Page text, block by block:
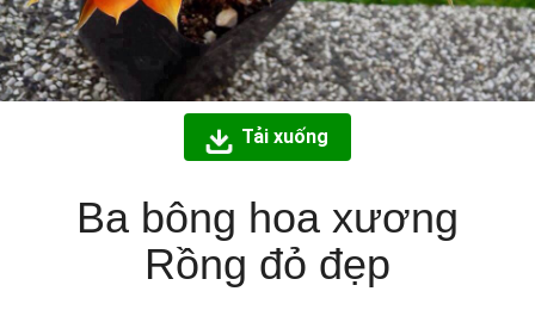
Tải xuống
Ba bông hoa xương
Rồng đỏ đẹp